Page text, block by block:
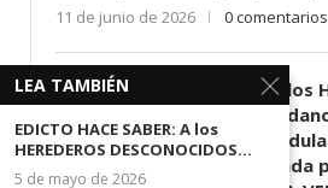
11 de junio de 2026 0 comentarios
EDICTO SE HACE SABER: A los
DESCONOCIDOS del
MORENO HERRERA, (
)
3.003.963, Parte demandada
LEA TAMBIÉN
EDICTO HACE SABER: A los
HEREDEROS DESCONOCIDOS...
5 de mayo de 2026